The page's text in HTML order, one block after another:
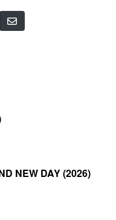
NEW DAY (2026)